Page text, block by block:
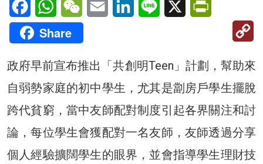
Share
政府早前宣布推出「共創明Teen」計劃，幫助來
自弱勢家庭的初中學生，尤其是劏房戶學生擺脫
跨代貧窮，當中友師配對制度引起各界關注和討
論，每位學生會獲配對一名友師，友師透過分享
個人經驗擴闊學生的眼界，並會指導學生理財技